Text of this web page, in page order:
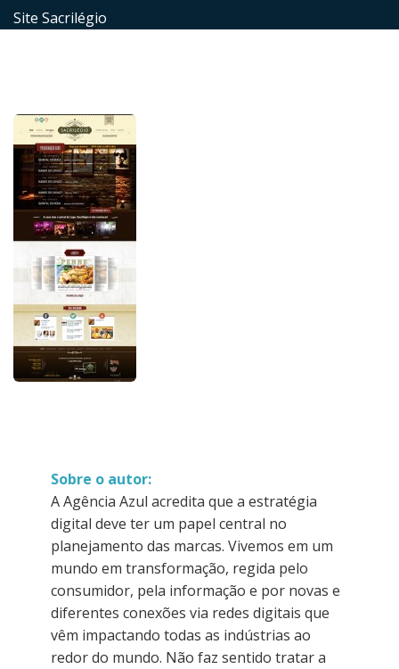
Site Sacrilégio
Sobre o autor:
A Agência Azul acredita que a estratégia
digital deve ter um papel central no
planejamento das marcas. Vivemos em um
mundo em transformação, regida pelo
consumidor, pela informação e por novas e
diferentes conexões via redes digitais que
vêm impactando todas as indústrias ao
redor do mundo. Não faz sentido tratar a